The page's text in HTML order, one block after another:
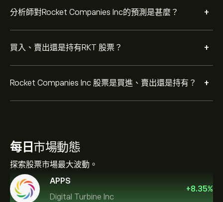
分析師對Rocket Companies Inc的預測是甚麼？ +
買入、賣出還是持有RKT 股票？ +
Rocket Companies Inc 股票是買進、賣出還是持有？ +
每日 市場動態
探索股票市場最大波動。
APPS
Digital Turbine Inc
+8.35%